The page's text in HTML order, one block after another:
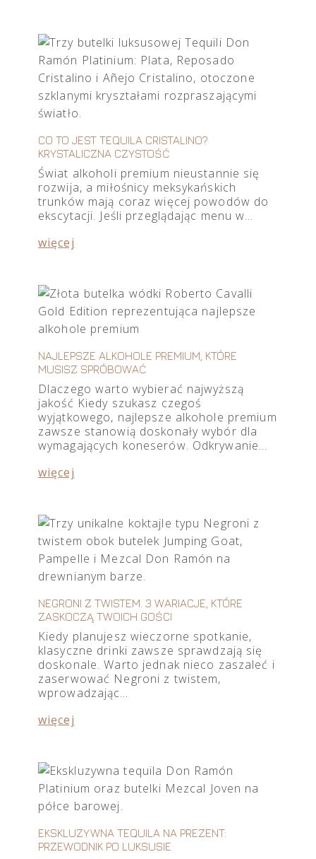
CO TO JEST TEQUILA CRISTALINO?
KRYSTALICZNA CZYSTOŚĆ
Świat alkoholi premium nieustannie się
rozwija, a miłośnicy meksykańskich
trunków mają coraz więcej powodów do
ekscytacji. Jeśli przeglądając menu w…
więcej
NAJLEPSZE ALKOHOLE PREMIUM, KTÓRE
MUSISZ SPRÓBOWAĆ
Dlaczego warto wybierać najwyższą
jakość Kiedy szukasz czegoś
wyjątkowego, najlepsze alkohole premium
zawsze stanowią doskonały wybór dla
wymagających koneserów. Odkrywanie…
więcej
NEGRONI Z TWISTEM. 3 WARIACJE, KTÓRE
ZASKOCZĄ TWOICH GOŚCI
Kiedy planujesz wieczorne spotkanie,
klasyczne drinki zawsze sprawdzają się
doskonale. Warto jednak nieco zaszaleć i
zaserwować Negroni z twistem,
wprowadzając…
więcej
EKSKLUZYWNA TEQUILA NA PREZENT:
PRZEWODNIK PO LUKSUSIE